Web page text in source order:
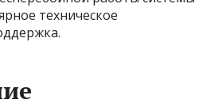
техническое